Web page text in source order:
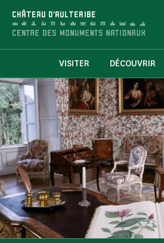
CHÂTEAU D'AULTERIBE
VISITER DÉCOUVRIR